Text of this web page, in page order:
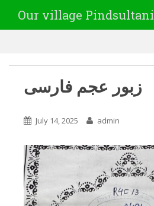
Our village Pindsultani
زبور عجم فارسی
July 14, 2025 admin